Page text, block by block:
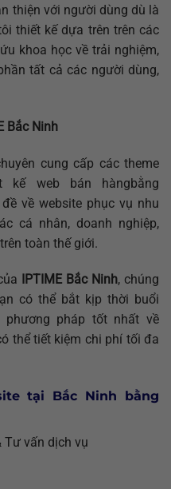
thiện với người dùng dù là
thiết kế dựa trên trên các
khoa học về trải nghiệm,
tất cả các người dùng,
Bắc Ninh
cung cấp các theme
kế web bán hàngbằng
về website phục vụ nhu
cá nhân, doanh nghiệp,
toàn thế giới.
IPTIME Bắc Ninh, chúng
có thể bắt kịp thời buổi
pháp tốt nhất về
thể tiết kiệm chi phí tối đa
tại Bắc Ninh bằng
Tư vấn dịch vụ